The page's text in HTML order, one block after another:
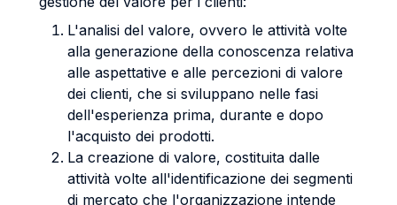
L'analisi del valore, ovvero le attività volte
alla generazione della conoscenza relativa
alle aspettative e alle percezioni di valore
dei clienti, che si sviluppano nelle fasi
dell'esperienza prima, durante e dopo
l'acquisto dei prodotti.
La creazione di valore, costituita dalle
attività volte all'identificazione dei segmenti
di mercato che l'organizzazione intende